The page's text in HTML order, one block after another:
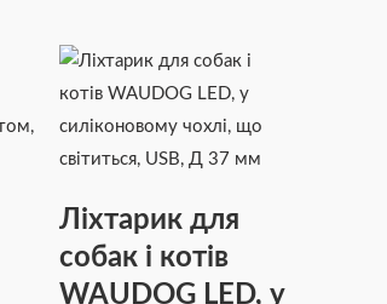
Діапазон
від
Ліхтарик для
собак і котів
WAUDOG LED, у